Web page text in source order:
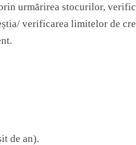
urmărirea stocurilor,
verificarea limitelor de
de an).